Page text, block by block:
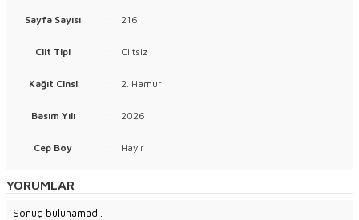
Sayfa Sayısı : 216
Cilt Tipi : Ciltsiz
Kağıt Cinsi : 2. Hamur
Basım Yılı : 2026
Cep Boy : Hayır
YORUMLAR
Sonuç bulunamadı.